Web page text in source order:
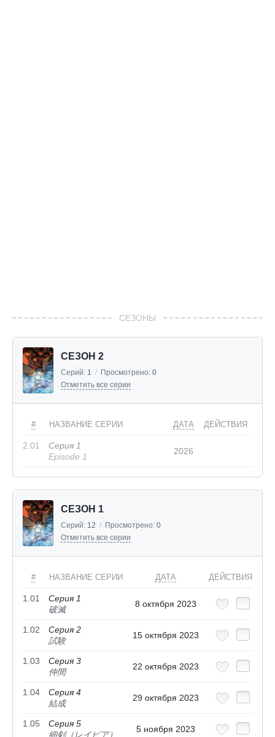
СЕЗОНЫ
СЕЗОН 2
Серий: 1 / Просмотрено: 0
Отметить все серии
# НАЗВАНИЕ СЕРИИ ДАТА ДЕЙСТВИЯ
2.01
Серия 1
Episode 1
2026
СЕЗОН 1
Серий: 12 / Просмотрено: 0
Отметить все серии
# НАЗВАНИЕ СЕРИИ ДАТА ДЕЙСТВИЯ
1.01
Серия 1
破滅
8 октября 2023
1.02
Серия 2
試験
15 октября 2023
1.03
Серия 3
仲間
22 октября 2023
1.04
Серия 4
結成
29 октября 2023
1.05
Серия 5
細剣（レイピア）
5 ноября 2023